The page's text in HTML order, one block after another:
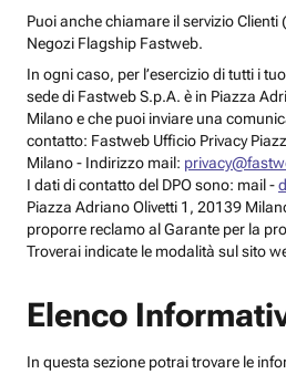
Puoi anche chiamare il servizio
Negozi Flagship Fastweb.
In ogni caso, per l’esercizio di tutti i
sede di Fastweb S.p.A. è in Piazza
Milano e che puoi inviare una
contatto: Fastweb Ufficio Privacy
Milano - Indirizzo mail:
I dati di contatto del DPO sono: mail -
Piazza Adriano Olivetti 1, 20139
proporre reclamo al Garante per la
Troverai indicate le modalità sul sito
Elenco
In questa sezione potrai trovare le